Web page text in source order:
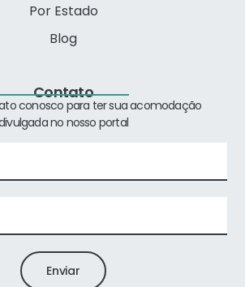
Por Estado
Blog
Contato
conosco para ter sua acomodação
no nosso portal
Enviar